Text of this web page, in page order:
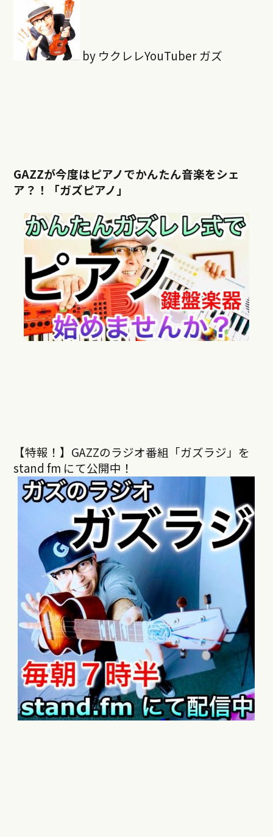
by ウクレレYouTuber ガズ
GAZZが今度はピアノでかんたん音楽をシェ
ア？！「ガズピアノ」
【特報！】GAZZのラジオ番組「ガズラジ」を
stand fm にて公開中！